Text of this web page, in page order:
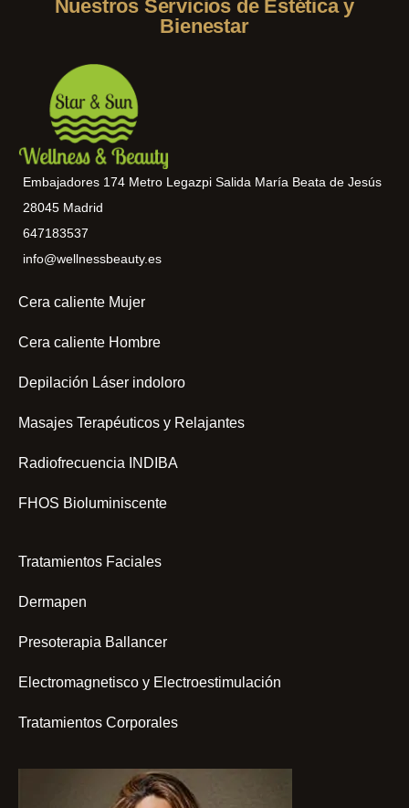
Nuestros Servicios de Estética y
Bienestar
Embajadores 174 Metro Legazpi Salida María Beata de Jesús
28045 Madrid
647183537
info@wellnessbeauty.es
Cera caliente Mujer
Cera caliente Hombre
Depilación Láser indoloro
Masajes Terapéuticos y Relajantes
Radiofrecuencia INDIBA
FHOS Bioluminiscente
Tratamientos Faciales
Dermapen
Presoterapia Ballancer
Electromagnetisco y Electroestimulación
Tratamientos Corporales